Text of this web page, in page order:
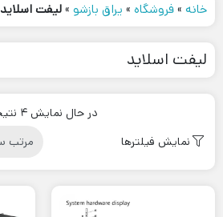
خانه »فروشگاه » یراق بازشو »لیفت اسلاید
لیفت اسلاید
در حال نمایش 4 نتیجه
نمایش فیلترها